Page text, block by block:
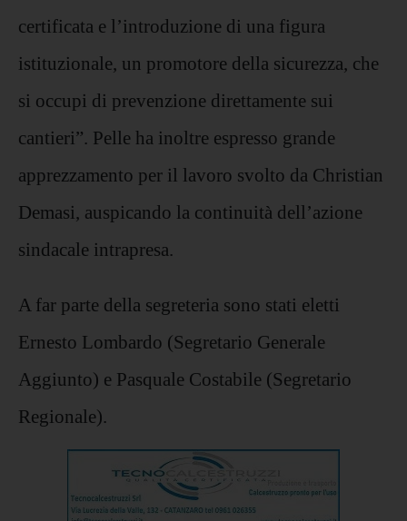
certificata e l’introduzione di una figura
istituzionale, un promotore della sicurezza, che
si occupi di prevenzione direttamente sui
cantieri”. Pelle ha inoltre espresso grande
apprezzamento per il lavoro svolto da Christian
Demasi, auspicando la continuità dell’azione
sindacale intrapresa.
A far parte della segreteria sono stati eletti
Ernesto Lombardo (Segretario Generale
Aggiunto) e Pasquale Costabile (Segretario
Regionale).